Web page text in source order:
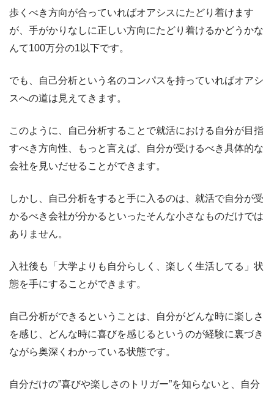
歩くべき方向が合っていればオアシスにたどり着けます
が、手がかりなしに正しい方向にたどり着けるかどうかな
んて100万分の1以下です。
でも、自己分析という名のコンパスを持っていればオアシ
スへの道は見えてきます。
このように、自己分析することで就活における自分が目指
すべき方向性、もっと言えば、自分が受けるべき具体的な
会社を見いだせることができます。
しかし、自己分析をすると手に入るのは、就活で自分が受
かるべき会社が分かるといったそんな小さなものだけでは
ありません。
入社後も「大学よりも自分らしく、楽しく生活してる」状
態を手にすることができます。
自己分析ができるということは、自分がどんな時に楽しさ
を感じ、どんな時に喜びを感じるというのが経験に裏づき
ながら奥深くわかっている状態です。
自分だけの”喜びや楽しさのトリガー”を知らないと、自分